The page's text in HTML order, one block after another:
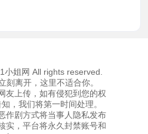
小姐网 All rights reserved.
刻离开，这里不适合你。
友上传，如有侵犯到您的权
，我们将第一时间处理。
作剧方式将当事人隐私发布
实，平台将永久封禁账号和